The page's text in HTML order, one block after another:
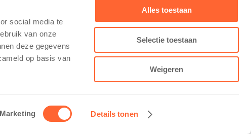
social media te
van onze
deze gegevens
op basis van
Marketing Details tonen
Alles toestaan
Selectie toestaan
Weigeren
Contact opnemen